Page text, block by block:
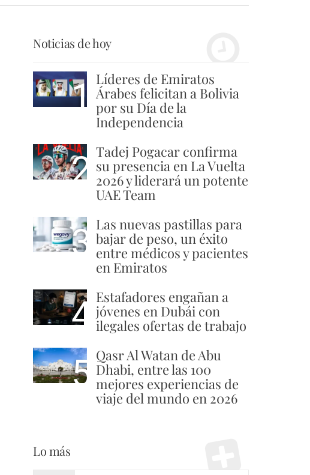
Noticias de hoy
1 Líderes de Emiratos
Árabes felicitan a Bolivia
por su Día de la
Independencia
2 Tadej Pogacar confirma
su presencia en La Vuelta
2026 y liderará un potente
UAE Team
3 Las nuevas pastillas para
bajar de peso, un éxito
entre médicos y pacientes
en Emiratos
4 Estafadores engañan a
jóvenes en Dubái con
ilegales ofertas de trabajo
5 Qasr Al Watan de Abu
Dhabi, entre las 100
mejores experiencias de
viaje del mundo en 2026
Lo más